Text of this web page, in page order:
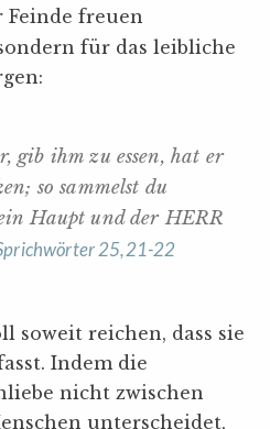
Feinde freuen
für das leibliche
gib ihm zu essen, hat er
so sammelst du
Haupt und der HERR
25,21-22
soweit reichen, dass sie
Indem die
nicht zwischen
unterscheidet,